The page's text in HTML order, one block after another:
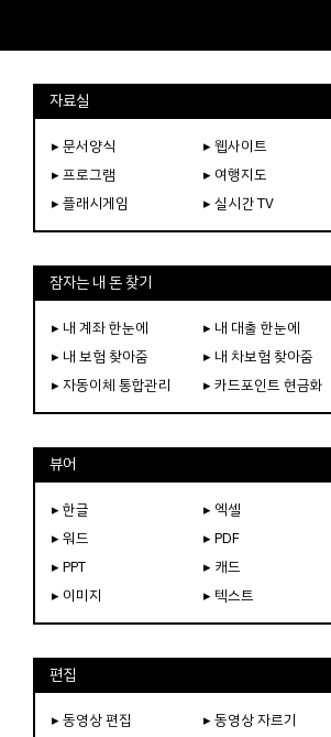
자료실
▸ 문서양식
▸ 웹사이트
▸ 프로그램
▸ 여행지도
▸ 플래시게임
▸ 실시간 TV
잠자는 내 돈 찾기
▸ 내 계좌 한눈에
▸ 내 대출 한눈에
▸ 내 보험 찾아줌
▸ 내 차보험 찾아줌
▸ 자동이체 통합관리
▸ 카드포인트 현금화
뷰어
▸ 한글
▸ 엑셀
▸ 워드
▸ PDF
▸ PPT
▸ 캐드
▸ 이미지
▸ 텍스트
편집
▸ 동영상 편집
▸ 동영상 자르기